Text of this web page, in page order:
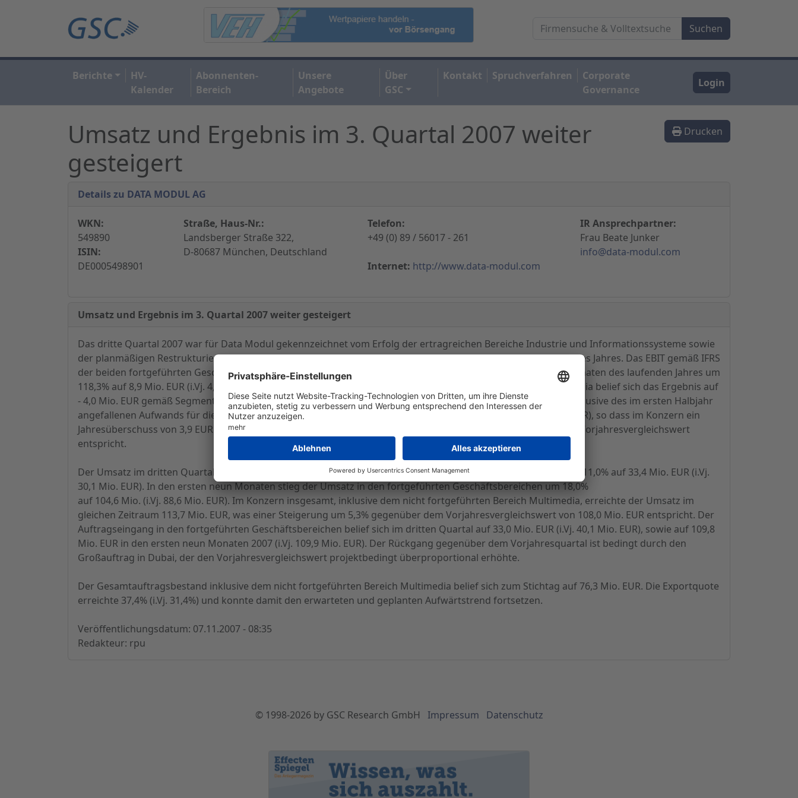
Berichte
HV-
Kalender
Abonnenten-
Bereich
Unsere
Angebote
Über
GSC
Kontakt Spruchverfahren
Corporate
Governance
Login
Drucken
Umsatz und Ergebnis im 3. Quartal 2007 weiter
gesteigert
Details zu DATA MODUL AG
WKN:
549890
ISIN:
DE0005498901
Straße, Haus-Nr.:
Landsberger Straße 322,
D-80687 München, Deutschland
Telefon:
+49 (0) 89 / 56017 - 261
Internet: http://www.data-modul.com
IR Ansprechpartner:
Frau Beate Junker
info@data-modul.com
Umsatz und Ergebnis im 3. Quartal 2007 weiter gesteigert
Das dritte Quartal 2007 war für Data Modul gekennzeichnet vom Erfolg der ertragreichen Bereiche Industrie und Informationssysteme sowie
der planmäßigen Restrukturierung im Zusammenhang mit der Einstellung des Bereichs Multimedia zum Ende des Jahres. Das EBIT gemäß IFRS
der beiden fortgeführten Geschäftsbereiche Industrie und Informationssysteme konnte in den ersten neun Monaten des laufenden Jahres um
118,3% auf 8,9 Mio. EUR (i.Vj. 4,1 Mio. EUR) gesteigert werden. Im nicht fortgeführten Geschäftsbereich Multimedia belief sich das Ergebnis auf
- 4,0 Mio. EUR gemäß Segmentrechnung bzw. - 2,5 Mio. EUR gemäß IFRS 5 'Aufgegebener Geschäfts-bereich' (inklusive des im ersten Halbjahr
angefallenen Aufwands für die Restrukturierung und Schließung des Geschäftsbereichs in Höhe von 3,1 Mio. EUR), so dass im Konzern ein
Jahresüberschuss von 3,9 EUR (i.Vj. 2,0 Mio. EUR) erzielt wurde, was einer Steigerung um 95,0% gegenüber dem Vorjahresvergleichswert
entspricht.
Der Umsatz im dritten Quartal des laufenden Jahres steigerte sich in den fortgeführten Geschäftsbereichen um 11,0% auf 33,4 Mio. EUR (i.Vj.
30,1 Mio. EUR). In den ersten neun Monaten stieg der Umsatz in den fortgeführten Geschäftsbereichen um 18,0%
auf 104,6 Mio. (i.Vj. 88,6 Mio. EUR). Im Konzern insgesamt, inklusive dem nicht fortgeführten Bereich Multimedia, erreichte der Umsatz im
gleichen Zeitraum 113,7 Mio. EUR, was einer Steigerung um 5,3% gegenüber dem Vorjahresvergleichswert von 108,0 Mio. EUR entspricht. Der
Auftragseingang in den fortgeführten Geschäftsbereichen belief sich im dritten Quartal auf 33,0 Mio. EUR (i.Vj. 40,1 Mio. EUR), sowie auf 109,8
Mio. EUR in den ersten neun Monaten 2007 (i.Vj. 109,9 Mio. EUR). Der Rückgang gegenüber dem Vorjahresquartal ist bedingt durch den
Großauftrag in Dubai, der den Vorjahresvergleichswert projektbedingt überproportional erhöhte.
Der Gesamtauftragsbestand inklusive dem nicht fortgeführten Bereich Multimedia belief sich zum Stichtag auf 76,3 Mio. EUR. Die Exportquote
erreichte 37,4% (i.Vj. 31,4%) und konnte damit den erwarteten und geplanten Aufwärtstrend fortsetzen.
Veröffentlichungsdatum: 07.11.2007 - 08:35
Redakteur: rpu
© 1998-2026by GSC Research GmbH Impressum Datenschutz